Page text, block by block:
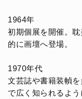
1964年
初期個展を開催。
的に画壇へ登場。
1970年代
文芸誌や書籍装幀
で広く知られるよ